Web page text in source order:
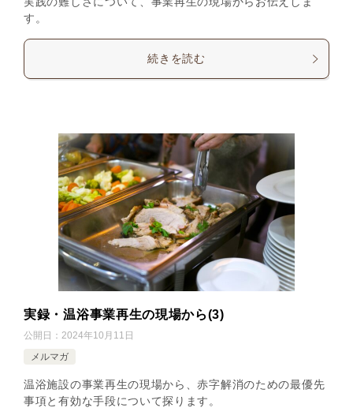
す。
続きを読む
実録・温浴事業再生の現場から(3)
公開日： 2024年10月11日
メルマガ
温浴施設の事業再生の現場から、赤字解消のための最優先
事項と有効な手段について探ります。